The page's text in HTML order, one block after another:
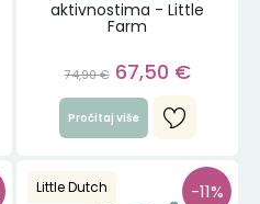
aktivnostima - Little
Farm
74,90€ 67,50 €
Pročitaj više
Little Dutch -11%